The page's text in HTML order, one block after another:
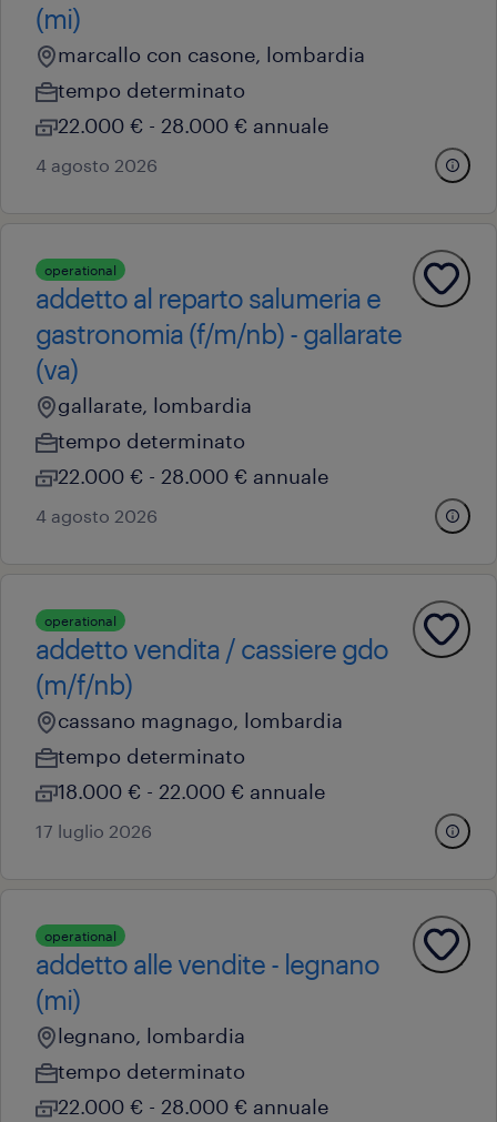
(mi)
marcallo con casone, lombardia
tempo determinato
22.000 € - 28.000 € annuale
4 agosto 2026
operational
addetto al reparto salumeria e
gastronomia (f/m/nb) - gallarate
(va)
gallarate, lombardia
tempo determinato
22.000 € - 28.000 € annuale
4 agosto 2026
operational
addetto vendita / cassiere gdo
(m/f/nb)
cassano magnago, lombardia
tempo determinato
18.000 € - 22.000 € annuale
17 luglio 2026
operational
addetto alle vendite - legnano
(mi)
legnano, lombardia
tempo determinato
22.000 € - 28.000 € annuale